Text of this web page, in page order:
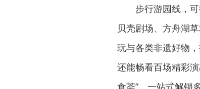
步行游园线，
贝壳剧场、方舟湖
玩与各类非遗好物
还能畅看百场精彩
食荟”，一站式解锁